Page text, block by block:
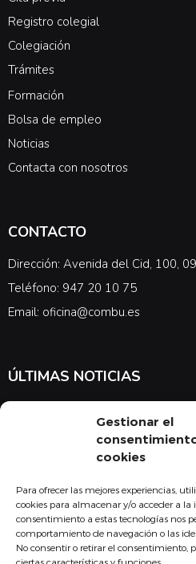
Gestionar el
cookies
Para ofrecer las mejores experiencias,
cookies para almacenar y/o acceder a
consentimiento a estas tecnologías nos
comportamiento de navegación o las
No consentir o retirar el consentimiento,
ciertas características y funciones.
Registro colegial
Colegiación
Trámites
Formación
Bolsa de empleo
Noticias
Contacta con nosotros
CONTACTO
Dirección: Avenida del Cid, 100,
Teléfono: 947 20 10 75
Email: oficina@combu.es
ÚLTIMAS NOTICIAS
noticias en cuanto a medicina y el
Acepto la política de
Suscribirse